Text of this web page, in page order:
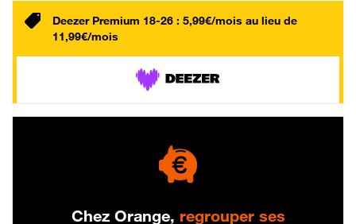
Deezer Premium 18-26 : 5,99€/mois au lieu de
11,99€/mois
Chez Orange, regrouper ses